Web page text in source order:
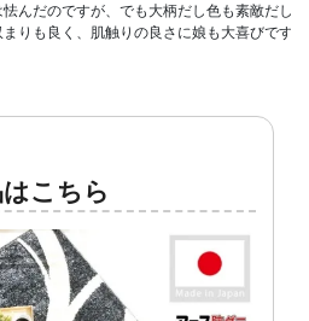
んだのですが、でも大柄だし色も素敵だし
りも良く、肌触りの良さに娘も大喜びです。
こちら